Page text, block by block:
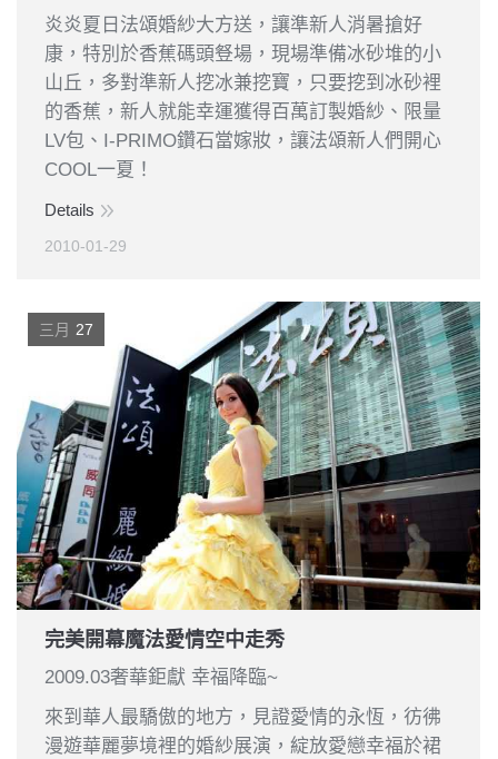
炎炎夏日法頌婚紗大方送，讓準新人消暑搶好
康，特別於香蕉碼頭豋場，現場準備冰砂堆的小
山丘，多對準新人挖冰兼挖寶，只要挖到冰砂裡
的香蕉，新人就能幸運獲得百萬訂製婚紗、限量
LV包、I-PRIMO鑽石當嫁妝，讓法頌新人們開心
COOL一夏！
Details
2010-01-29
三月 27
完美開幕魔法愛情空中走秀
2009.03奢華鉅獻 幸福降臨~
來到華人最驕傲的地方，見證愛情的永恆，彷彿
漫遊華麗夢境裡的婚紗展演，綻放愛戀幸福於裙